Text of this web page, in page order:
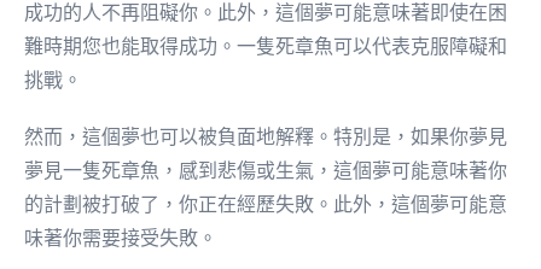
成功的人不再阻礙你。此外，這個夢可能意味著即使在困
難時期您也能取得成功。一隻死章魚可以代表克服障礙和
挑戰。
然而，這個夢也可以被負面地解釋。特別是，如果你夢見
夢見一隻死章魚，感到悲傷或生氣，這個夢可能意味著你
的計劃被打破了，你正在經歷失敗。此外，這個夢可能意
味著你需要接受失敗。